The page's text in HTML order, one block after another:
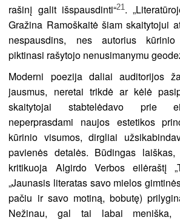
rašinį galit išspausdinti“21.
Gražina Ramoškaitė šiam skaitytojui
nespausdins, nes autorius
piktinasi rašytojo nenusimanymu
Moderni poezija daliai auditorijos
jausmus, neretai trikdė ar kėlė
skaitytojai stabtelėdavo prie
neperprasdami naujos estetikos
kūrinio visumos, dirgliai
pavienės detalės. Būdingas laiškas,
kritikuoja Algirdo Verbos eilėraštį
„Jaunasis literatas savo mielos
pačiu ir savo motiną, bobutę)
Nežinau, gal tai labai